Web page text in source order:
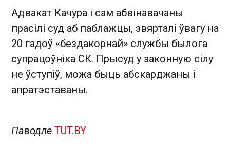
Адвакат Качура і сам абвінавачаны
прасілі суд аб паблажцы, звярталі ўвагу на
20 гадоў «бездакорнай» службы былога
супрацоўніка СК. Прысуд у законную сілу
не ўступіў, можа быць абскарджаны і
апратэставаны.
Паводле TUT.BY